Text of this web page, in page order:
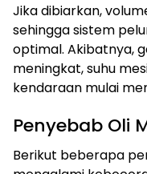
Jika dibiarkan,
sehingga sistem
optimal. Akibatnya,
meningkat, suhu
kendaraan mulai
Penyebab Oli
Berikut beberapa